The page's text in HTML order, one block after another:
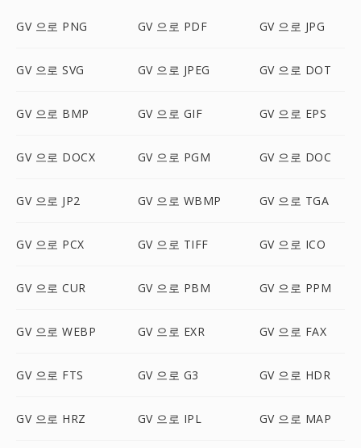
GV 으로 PNG GV 으로 PDF GV 으로 JPG
GV 으로 SVG GV 으로 JPEG GV 으로 DOT
GV 으로 BMP GV 으로 GIF GV 으로 EPS
GV 으로 DOCX GV 으로 PGM GV 으로 DOC
GV 으로 JP2 GV 으로 WBMP GV 으로 TGA
GV 으로 PCX GV 으로 TIFF GV 으로 ICO
GV 으로 CUR GV 으로 PBM GV 으로 PPM
GV 으로 WEBP GV 으로 EXR GV 으로 FAX
GV 으로 FTS GV 으로 G3 GV 으로 HDR
GV 으로 HRZ GV 으로 IPL GV 으로 MAP